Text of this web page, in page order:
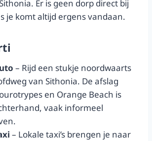
Er is geen dorp direct bij
je komt altijd ergens vandaan.
– Rijd een stukje noordwaarts
van Sithonia. De afslag
en Orange Beach is
vaak informeel
– Lokale taxi’s brengen je naar